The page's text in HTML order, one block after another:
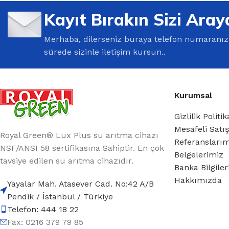
Ev tipi su arıtma cihazları
Satınal
Kayıt Bırakın Sizi
Merhaba, dilerseniz buraya telefon
sürede sizinle iletişim kursun..
Royal Green® Lux Plus su arıtma cihazı
NSF/ANSI 58 sertifikasına Sahiptir. En çok
tavsiye edilen su arıtma cihazıdır.
Yayalar Mah. Atasever Cad. No:42 A/B
Pendik / İstanbul / Türkiye
Telefon: 444 18 22
Fax: 0216 379 79 85
Kurumsal
Gizlilik
Mesafeli
Belgelerimiz
Banka
Hakkımızda